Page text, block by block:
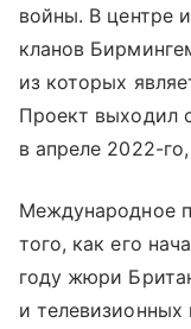
войны. В центре
кланов
из которых
Проект выходил
в апреле 2022-
Международное
того, как его
году жюри
и телевизионных